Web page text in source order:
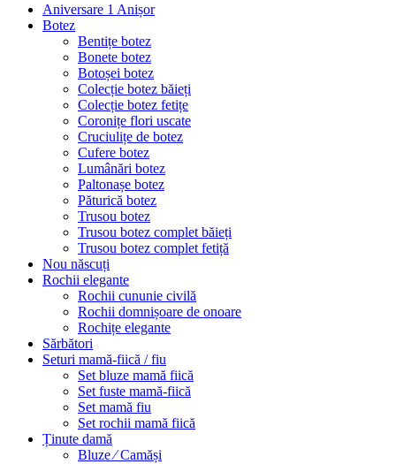
Aniversare 1 Anișor
Botez
Bentițe botez
Bonete botez
Botoșei botez
Colecție botez băieți
Colecție botez fetițe
Coronițe flori uscate
Cruciulițe de botez
Cufere botez
Lumânări botez
Paltonașe botez
Păturică botez
Trusou botez
Trusou botez complet băieți
Trusou botez complet fetiță
Nou născuți
Rochii elegante
Rochii cununie civilă
Rochii domnișoare de onoare
Rochițe elegante
Sărbători
Seturi mamă-fiică / fiu
Set bluze mamă fiică
Set fuste mamă-fiică
Set mamă fiu
Set rochii mamă fiică
Ținute damă
Bluze ⁄ Camăși